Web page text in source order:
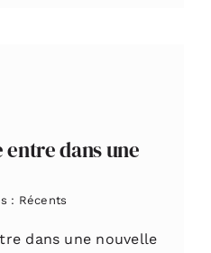
entre dans une
: Récents
dans une nouvelle